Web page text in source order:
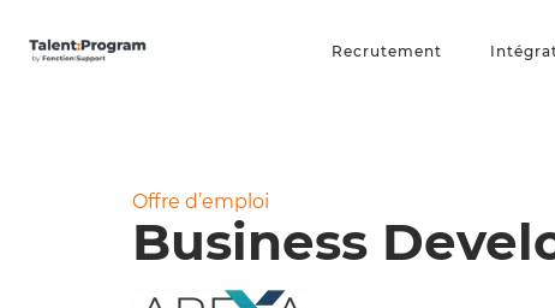
Recrutement
Offre d’emploi
Business